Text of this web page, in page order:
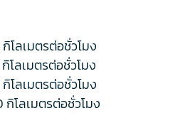
โลเมตรต่อชั่วโมง
โลเมตรต่อชั่วโมง
โลเมตรต่อชั่วโมง
โลเมตรต่อชั่วโมง